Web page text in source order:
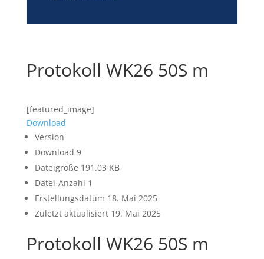
Protokoll WK26 50S m
[featured_image]
Download
Version
Download 9
Dateigröße 191.03 KB
Datei-Anzahl 1
Erstellungsdatum 18. Mai 2025
Zuletzt aktualisiert 19. Mai 2025
Protokoll WK26 50S m